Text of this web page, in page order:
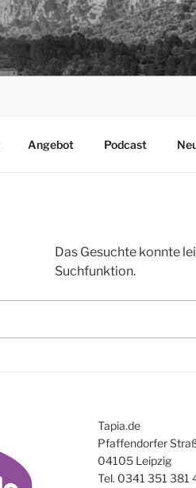
Angebot Podcast
Das Gesuchte konnte
Suchfunktion.
Tapia.de
Pfaffendorfer
04105 Leipzig
Tel. 0341 351 381